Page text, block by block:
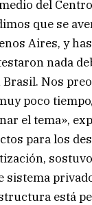
del
que se
Aires, y
nada
Brasil. Nos
poco
el tema»,
para los
sistema
está